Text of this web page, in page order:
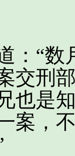
“数
交刑
也是
案，